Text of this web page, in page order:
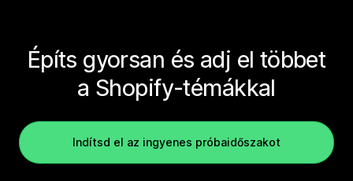
Építs gyorsan és adj el többet
a Shopify-témákkal
Indítsd el az ingyenes próbaidőszakot